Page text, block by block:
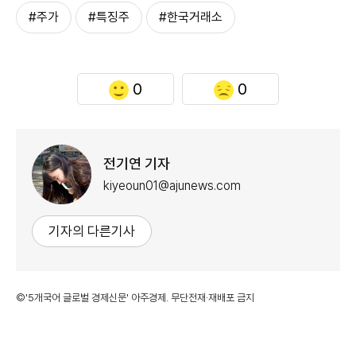
#주가 #특징주 #한국거래소
0 0
전기연 기자
kiyeoun01@ajunews.com
기자의 다른기사
©'5개국어 글로벌 경제신문' 아주경제. 무단전재·재배포 금지